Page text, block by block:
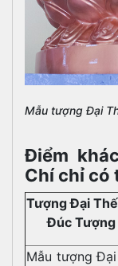
Mẫu tượng Đại
Điểm
Chí chỉ có
Tượng Đại
Đúc Tượng
Mẫu tượng